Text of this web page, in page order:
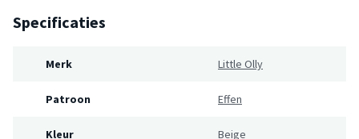
Specificaties
Merk Little Olly
Patroon Effen
Kleur Beige